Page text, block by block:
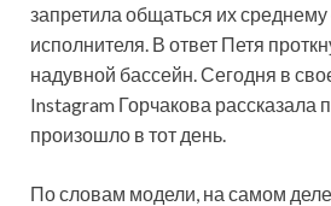
запретила общаться их
исполнителя. В ответ Петя
надувной бассейн. Сегодня в
Instagram Горчакова рассказала
произошло в тот день.
По словам модели, на самом деле